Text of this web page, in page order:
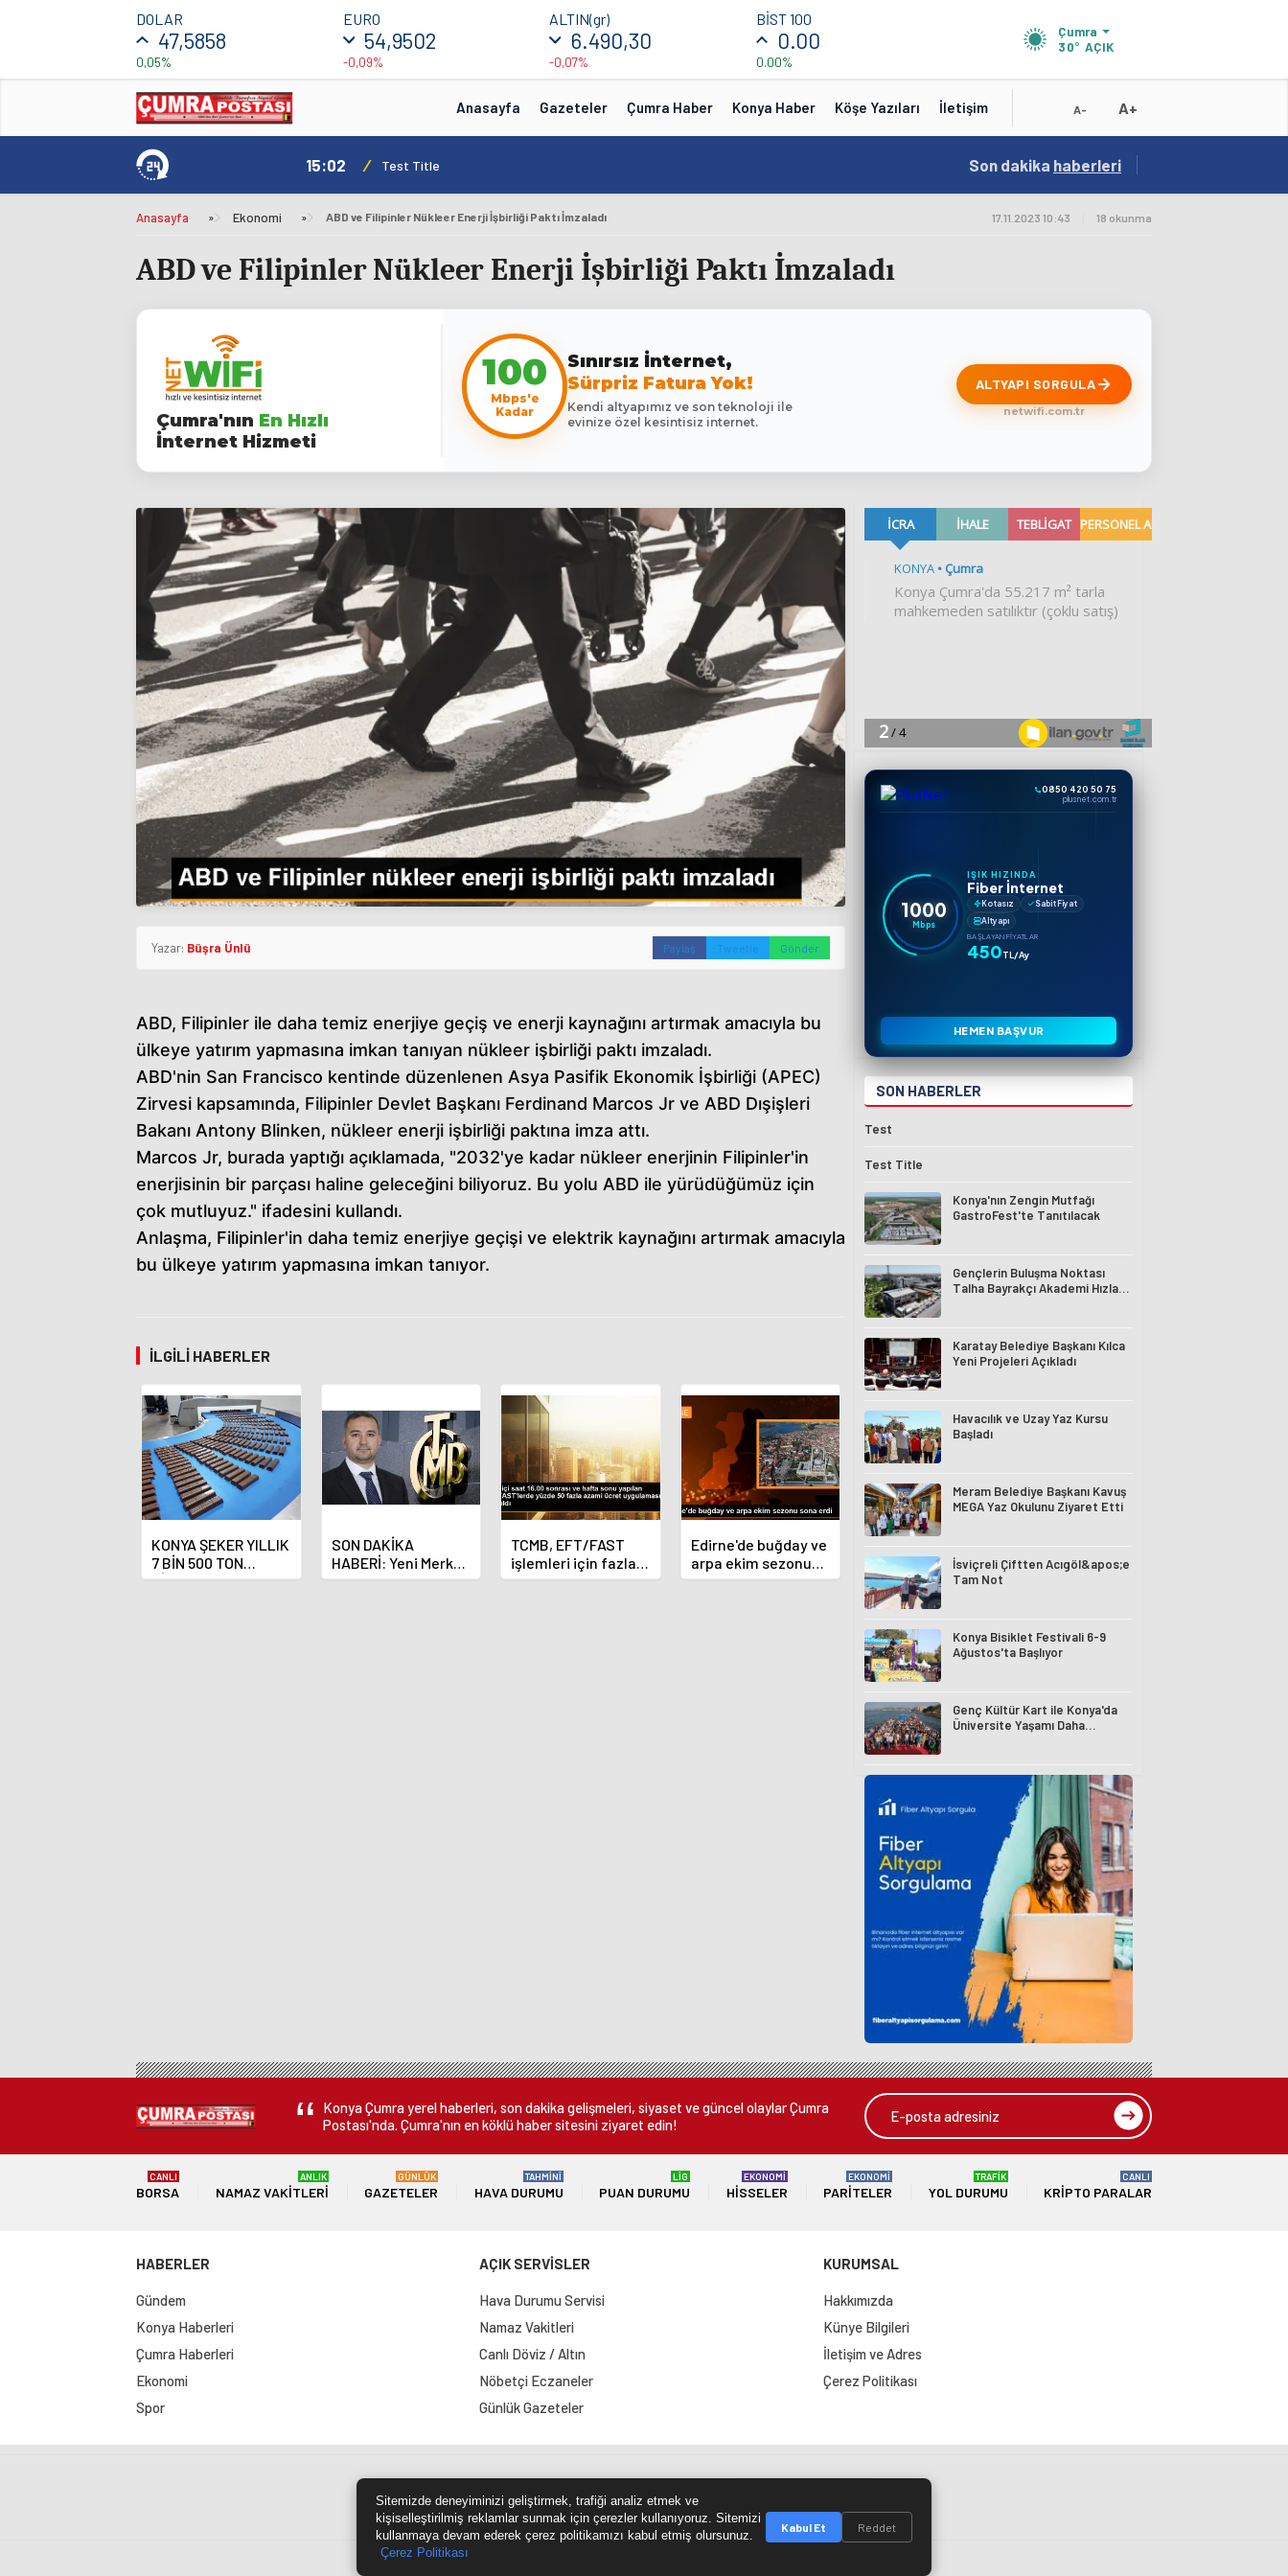
DOLAR
47,5858
0,05%
EURO
54,9502
-0,09%
ALTIN(gr)
6.490,30
-0,07%
BİST 100
0.00
0.00%
Çumra
30° AÇIK
Anasayfa Gazeteler Çumra Haber Konya Haber Köşe Yazıları İletişim A- A+
15:02 / Test Title 19:01 / Konya'nın Zengin Mutfağı GastroFest'te
Son dakika haberleri
Anasayfa » Ekonomi » ABD ve Filipinler Nükleer Enerji İşbirliği Paktı İmzaladı 17.11.2023 10:43 18 okunma
ABD ve Filipinler Nükleer Enerji İşbirliği Paktı İmzaladı
Çumra'nın En Hızlı
İnternet Hizmeti
100
Mbps'e
Kadar
Sınırsız İnternet,
Sürpriz Fatura Yok!
Kendi altyapımız ve son teknoloji ile
evinize özel kesintisiz internet.
ALTYAPI SORGULA
netwifi.com.tr
Yazar: Büşra Ünlü Paylaş Tweetle Gönder
ABD, Filipinler ile daha temiz enerjiye geçiş ve enerji kaynağını artırmak amacıyla bu
ülkeye yatırım yapmasına imkan tanıyan nükleer işbirliği paktı imzaladı.
ABD'nin San Francisco kentinde düzenlenen Asya Pasifik Ekonomik İşbirliği (APEC)
Zirvesi kapsamında, Filipinler Devlet Başkanı Ferdinand Marcos Jr ve ABD Dışişleri
Bakanı Antony Blinken, nükleer enerji işbirliği paktına imza attı.
Marcos Jr, burada yaptığı açıklamada, "2032'ye kadar nükleer enerjinin Filipinler'in
enerjisinin bir parçası haline geleceğini biliyoruz. Bu yolu ABD ile yürüdüğümüz için
çok mutluyuz." ifadesini kullandı.
Anlaşma, Filipinler'in daha temiz enerjiye geçişi ve elektrik kaynağını artırmak amacıyla
bu ülkeye yatırım yapmasına imkan tanıyor.
İLGILI HABERLER
KONYA ŞEKER YILLIK
7 BİN 500 TON
ÇİKOLATALI ÜRÜN
SON DAKİKA
HABERİ: Yeni Merkez
Bankası Başkanı
TCMB, EFT/FAST
işlemleri için fazla
ücret uygulamasını
Edirne'de buğday ve
arpa ekim sezonu
sona erdi
0850 420 50 75
plusnet.com.tr
1000
Mbps
IŞIK HIZINDA
Fiber İnternet
Kotasız
Sabit Fiyat
Altyapı
BAŞLAYAN FIYATLAR
450TL/Ay
HEMEN BAŞVUR
SON HABERLER
Test
Test Title
Konya'nın Zengin Mutfağı
GastroFest'te Tanıtılacak
Gençlerin Buluşma Noktası
Talha Bayrakçı Akademi Hızla
Karatay Belediye Başkanı Kılca
Yeni Projeleri Açıkladı
Havacılık ve Uzay Yaz Kursu
Başladı
Meram Belediye Başkanı Kavuş
MEGA Yaz Okulunu Ziyaret Etti
İsviçreli Çiftten Acıgöl&apos;e
Tam Not
Konya Bisiklet Festivali 6-9
Ağustos'ta Başlıyor
Genç Kültür Kart ile Konya'da
Üniversite Yaşamı Daha
Konya Çumra yerel haberleri, son dakika gelişmeleri, siyaset ve güncel olaylar Çumra
Postası'nda. Çumra'nın en köklü haber sitesini ziyaret edin!
BORSA
CANLI
NAMAZ VAKITLERI
ANLIK
GAZETELER
GÜNLÜK
HAVA DURUMU
TAHMİNİ
PUAN DURUMU
LİG
HISSELER
EKONOMİ
PARITELER
EKONOMİ
YOL DURUMU
TRAFİK
KRIPTO PARALAR
CANLI
HABERLER
Gündem
Konya Haberleri
Çumra Haberleri
Ekonomi
Spor
AÇIK SERVİSLER
Hava Durumu Servisi
Namaz Vakitleri
Canlı Döviz / Altın
Nöbetçi Eczaneler
Günlük Gazeteler
KURUMSAL
Hakkımızda
Künye Bilgileri
İletişim ve Adres
Çerez Politikası
Site Haritası RSS Kaynağı Çumra Postası
Sitemizde deneyiminizi geliştirmek, trafiği analiz etmek ve
kişiselleştirilmiş reklamlar sunmak için çerezler kullanıyoruz. Sitemizi
kullanmaya devam ederek çerez politikamızı kabul etmiş olursunuz.
Çerez Politikası
Kabul Et Reddet